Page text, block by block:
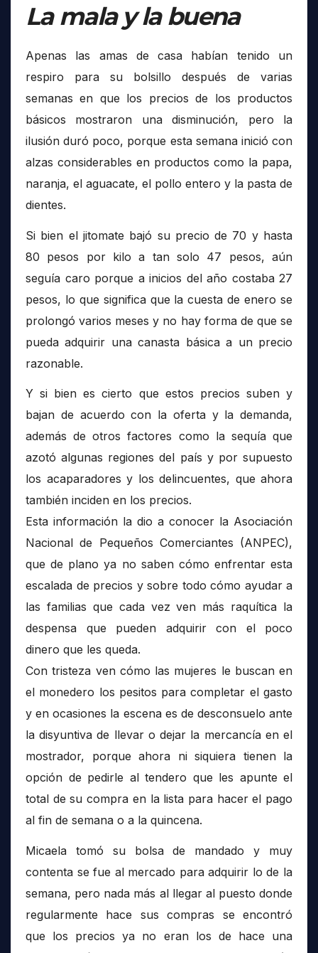
La mala y la buena
Apenas las amas de casa habían tenido un
respiro para su bolsillo después de varias
semanas en que los precios de los productos
básicos mostraron una disminución, pero la
ilusión duró poco, porque esta semana inició con
alzas considerables en productos como la papa,
naranja, el aguacate, el pollo entero y la pasta de
dientes.
Si bien el jitomate bajó su precio de 70 y hasta
80 pesos por kilo a tan solo 47 pesos, aún
seguía caro porque a inicios del año costaba 27
pesos, lo que significa que la cuesta de enero se
prolongó varios meses y no hay forma de que se
pueda adquirir una canasta básica a un precio
razonable.
Y si bien es cierto que estos precios suben y
bajan de acuerdo con la oferta y la demanda,
además de otros factores como la sequía que
azotó algunas regiones del país y por supuesto
los acaparadores y los delincuentes, que ahora
también inciden en los precios.
Esta información la dio a conocer la Asociación
Nacional de Pequeños Comerciantes (ANPEC),
que de plano ya no saben cómo enfrentar esta
escalada de precios y sobre todo cómo ayudar a
las familias que cada vez ven más raquítica la
despensa que pueden adquirir con el poco
dinero que les queda.
Con tristeza ven cómo las mujeres le buscan en
el monedero los pesitos para completar el gasto
y en ocasiones la escena es de desconsuelo ante
la disyuntiva de llevar o dejar la mercancía en el
mostrador, porque ahora ni siquiera tienen la
opción de pedirle al tendero que les apunte el
total de su compra en la lista para hacer el pago
al fin de semana o a la quincena.
Micaela tomó su bolsa de mandado y muy
contenta se fue al mercado para adquirir lo de la
semana, pero nada más al llegar al puesto donde
regularmente hace sus compras se encontró
que los precios ya no eran los de hace una